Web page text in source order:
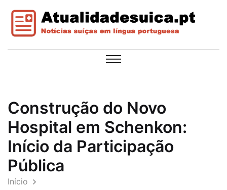
Construção do Novo
Hospital em Schenkon:
Início da Participação
Pública
Início